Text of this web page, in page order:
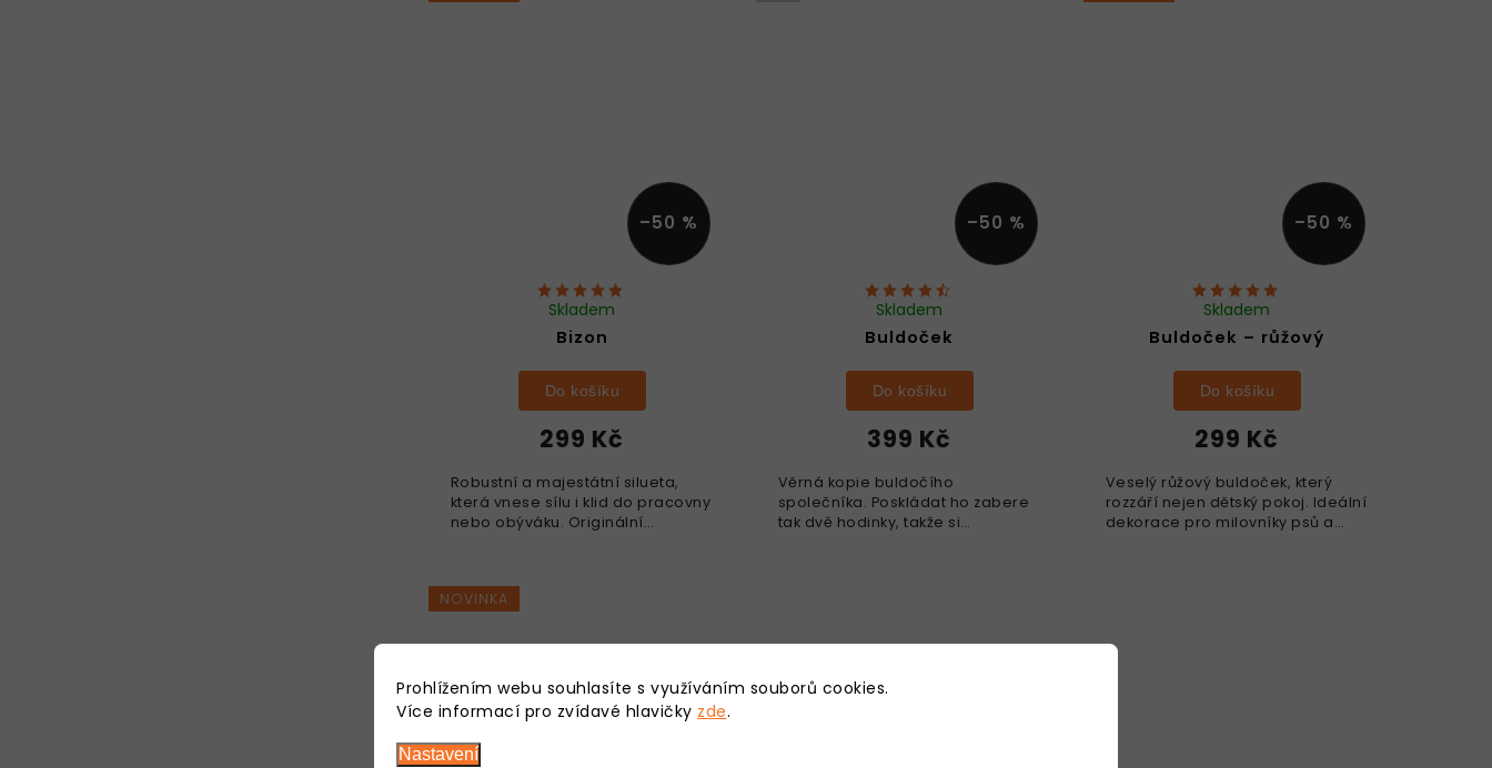
Prohlížením webu souhlasíte s využíváním souborů cookies.
Více informací pro zvídavé hlavičky zde.
Nastavení
–50 %
Bizon
Skladem
299 Kč
Do košíku
Robustní a majestátní silueta,
která vnese sílu i klid do pracovny
nebo obýváku. Originální
podporuje týmovou práci,...
–50 %
Buldoček
Skladem
399 Kč
Do košíku
Věrná kopie buldočího
společníka. Poskládat ho zabere
tak dvě hodinky, takže si
–50 %
Buldoček – růžový
Skladem
299 Kč
Do košíku
Veselý růžový buldoček, který
rozzáří nejen dětský pokoj. Ideální
dekorace pro milovníky psů a
NOVINKA